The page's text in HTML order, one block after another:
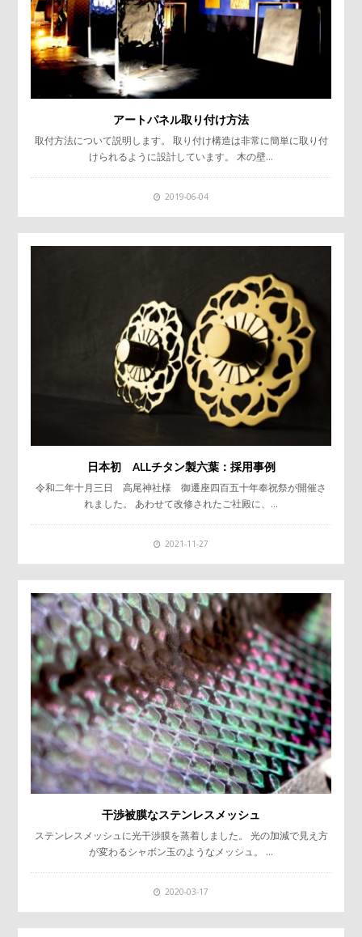
アートパネル取り付け方法
取付方法について説明します。 取り付け構造は非常に簡単に取り付
けられるように設計しています。 木の壁…
2019-06-04
日本初 ALLチタン製六葉：採用事例
令和二年十月三日 高尾神社様 御遷座四百五十年奉祝祭が開催さ
れました。 あわせて改修されたご社殿に、…
2021-11-27
干渉被膜なステンレスメッシュ
ステンレスメッシュに光干渉膜を蒸着しました。 光の加減で見え方
が変わるシャボン玉のようなメッシュ。 …
2020-03-17